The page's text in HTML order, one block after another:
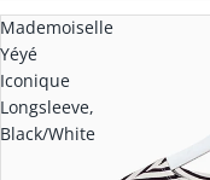
Mademoiselle
Yéyé
Iconique
Longsleeve,
Black/White